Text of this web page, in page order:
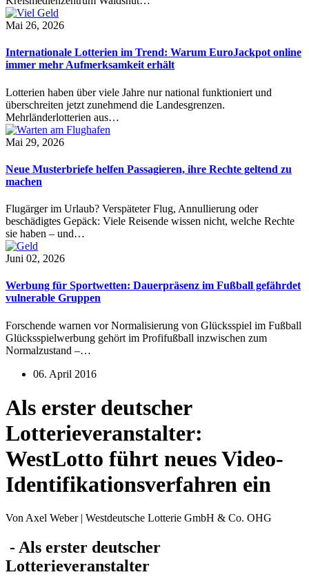
Mai 26, 2026
Internationale Lotterien im Trend: Warum EuroJackpot online
immer mehr Aufmerksamkeit erhält
Lotterien haben über viele Jahre nur national funktioniert und
überschreiten jetzt zunehmend die Landesgrenzen.
Mehrländerlotterien aus…
Mai 29, 2026
Neue Musterbriefe helfen Passagieren, ihre Rechte geltend zu
machen
Flugärger im Urlaub? Verspäteter Flug, Annullierung oder
beschädigtes Gepäck: Viele Reisende wissen nicht, welche Rechte
sie haben – und…
Juni 02, 2026
Werbung für Sportwetten: Dauerpräsenz im Fußball gefährdet
vulnerable Gruppen
Forschende warnen vor Normalisierung von Glücksspiel im Fußball
Glücksspielwerbung gehört im Profifußball inzwischen zum
Normalzustand –…
06. April 2016
Als erster deutscher
Lotterieveranstalter:
WestLotto führt neues Video-
Identifikationsverfahren ein
Von Axel Weber | Westdeutsche Lotterie GmbH & Co. OHG
- Als erster deutscher
Lotterieveranstalter